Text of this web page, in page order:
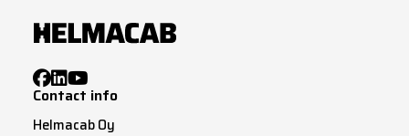
Contact info
Helmacab Oy